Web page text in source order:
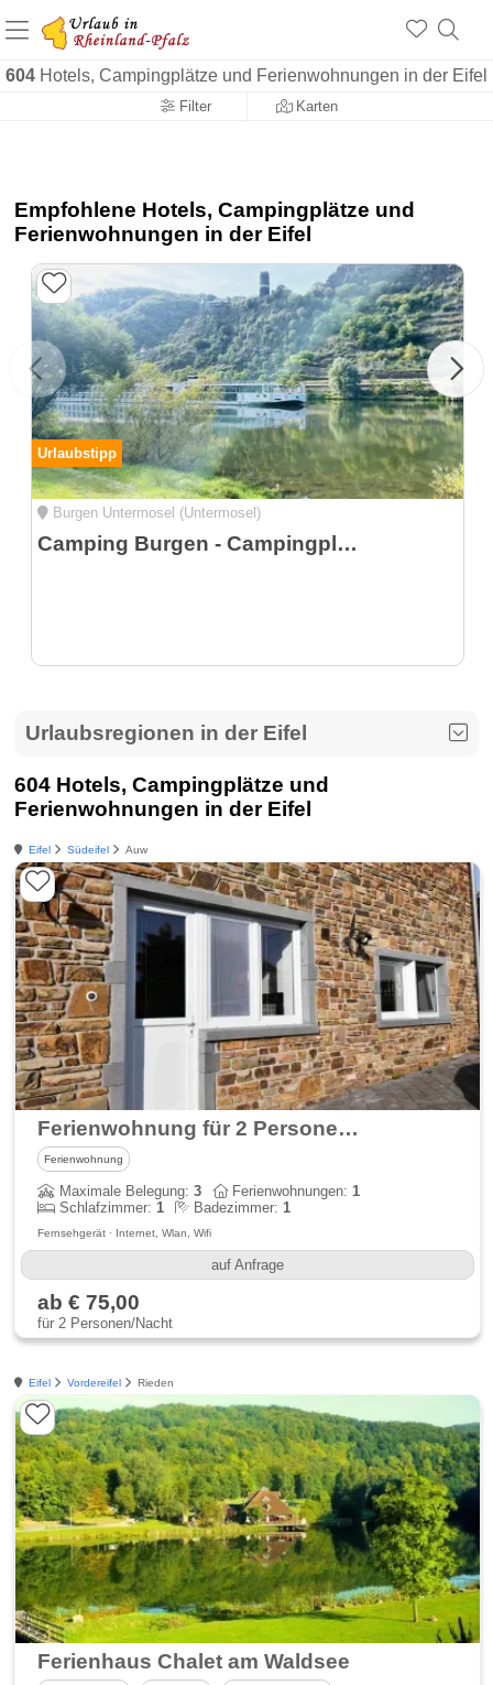
604 Hotels, Campingplätze und Ferienwohnungen in der Eifel
Filter Karten
+1.500 Unterkünfte in Rheinland-Pfalz
+1.000 Sehenswürdigkeiten
Über 25 Jahre online
Empfohlene Hotels, Campingplätze und
Ferienwohnungen in der Eifel
Urlaubstipp
Burgen Untermosel (Untermosel)
Camping Burgen - Campingplatz an der Mosel
Urlaubsregionen in der Eifel
604 Hotels, Campingplätze und
Ferienwohnungen in der Eifel
Eifel Südeifel Auw
Ferienwohnung für 2 Personen mit direktem Zugang
Ferienwohnung
Maximale Belegung:3 Ferienwohnungen:1
Schlafzimmer:1 Badezimmer:1
Fernsehgerät · Internet, Wlan, Wifi
auf Anfrage
ab € 75,00
für 2 Personen/Nacht
Eifel Vordereifel Rieden
Ferienhaus Chalet am Waldsee